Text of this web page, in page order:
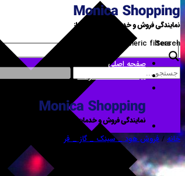
Search
Generic filters
صفحه اصلی
لیست همه محصولات
خانه/فروش هود _ سینک _ گاز _ فر/ سینک ظرفشویی